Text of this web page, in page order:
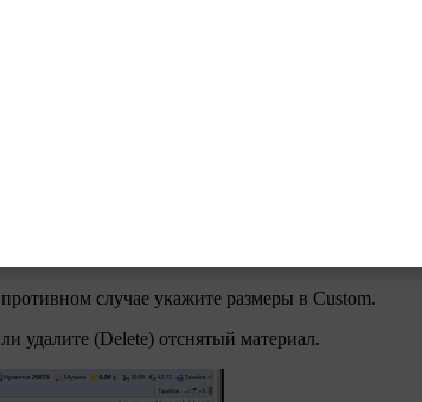
(см. видео).
случае укажите размеры в Custom.
удалите (Delete) отснятый материал.